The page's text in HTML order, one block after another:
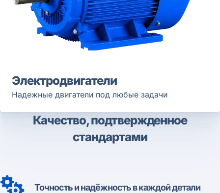
Электродвигатели
Надежные двигатели под любые задачи
Качество, подтвержденное
стандартами
Точность и надёжность в каждой детали